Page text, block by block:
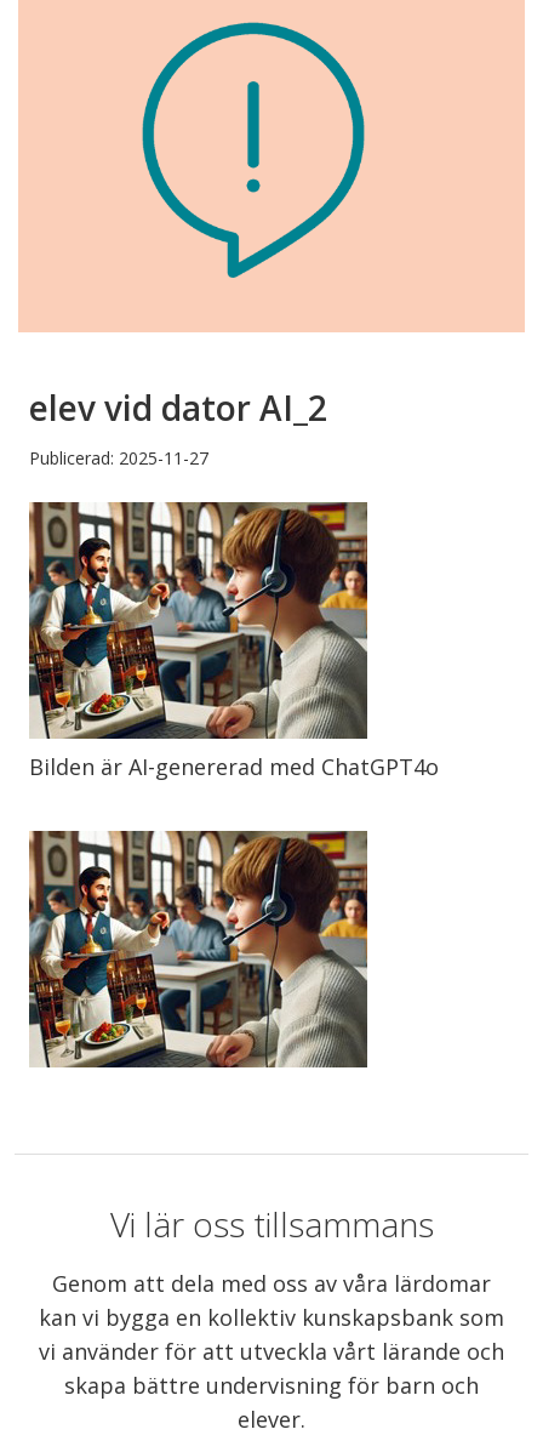
elev vid dator AI_2
Publicerad: 2025-11-27
Bilden är AI-genererad med ChatGPT4o
Vi lär oss tillsammans
Genom att dela med oss av våra lärdomar
kan vi bygga en kollektiv kunskapsbank som
vi använder för att utveckla vårt lärande och
skapa bättre undervisning för barn och
elever.